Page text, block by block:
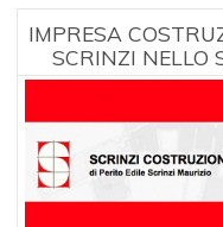
IMPRESA
SCRINZI NELLO